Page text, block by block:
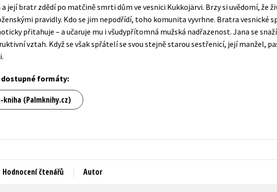
Jazyky
Kalendáře
Kariéra a osobní rozvoj
Populárně - naučné pro děti
Předškoláci
Příroda a zahrada
Young adult
Zahraniční
Zdraví a
a její bratr zdědí po matčině smrti dům ve vesnici Kukkojärvi. Brzy si uvědomí, že
pravidly. Kdo se jim nepodřídí, toho komunita vyvrhne. Bratra vesnické
přitahuje – a učaruje mu i všudypřítomná mužská nadřazenost. Jana se
vztah. Když se však spřátelí se svou stejně starou sestřenicí, její manžel,
dostupné formáty:
kniha (Palmknihy.cz)
Hodnocení čtenářů Autor